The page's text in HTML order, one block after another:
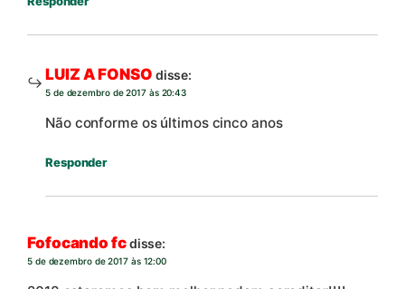
LUIZ A FONSO disse:
5 de dezembro de 2017 às 20:43
Não conforme os últimos cinco anos
Responder
Fofocando fcdisse:
5 de dezembro de 2017 às 12:00